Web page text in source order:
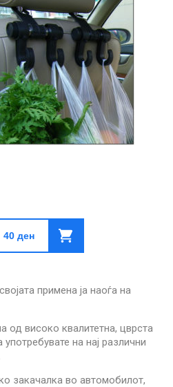
40 ден
примена ја наоѓа на
од високо квалитетна, цврста
на нај различни
закачалка во автомобилот,